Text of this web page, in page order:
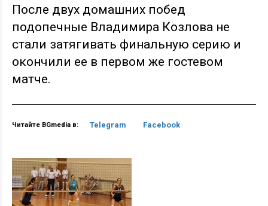
После двух домашних побед
подопечные Владимира Козлова не
стали затягивать финальную серию и
окончили ее в первом же гостевом
матче.
Читайте BGmedia в: Telegram Facebook